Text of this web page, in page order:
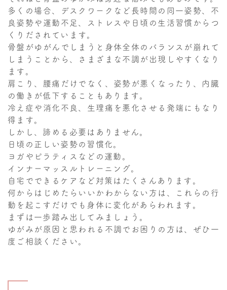
多くの場合、デスクワークなど長時間の同一姿勢、不
良姿勢や運動不足、ストレスや日頃の生活習慣からつ
くりだされています。
骨盤がゆがんでしまうと身体全体のバランスが崩れて
しまうことから、さまざまな不調が出現しやすくなり
ます。
肩こり、腰痛だけでなく、姿勢が悪くなったり、内臓
の働きが低下することもあります。
冷え症や消化不良、生理痛を悪化させる発端にもなり
得ます。
しかし、諦める必要はありません。
日頃の正しい姿勢の習慣化。
ヨガやピラティスなどの運動。
インナーマッスルトレーニング。
自宅でできるケアなど対策はたくさんあります。
何からはじめたらいいかわからない方は、これらの行
動を起こすだけでも身体に変化があらわれます。
まずは一歩踏み出してみましょう。
ゆがみが原因と思われる不調でお困りの方は、ぜひ一
度ご相談ください。